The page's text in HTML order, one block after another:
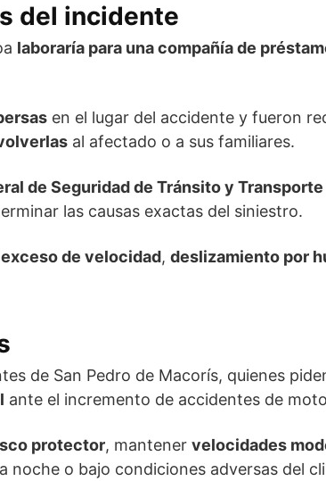
del incidente
laboraría para una compañía de
en el lugar del accidente y fueron
al afectado o a sus familiares.
de Seguridad de Tránsito y
las causas exactas del siniestro.
de velocidad, deslizamiento por
de San Pedro de Macorís, quienes
ante el incremento de accidentes de
protector, mantener velocidades
noche o bajo condiciones adversas del